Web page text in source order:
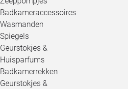
Badkameraccessoires
Wasmanden
Spiegels
Geurstokjes &
Huisparfums
Badkamerrekken
Geurstokjes &